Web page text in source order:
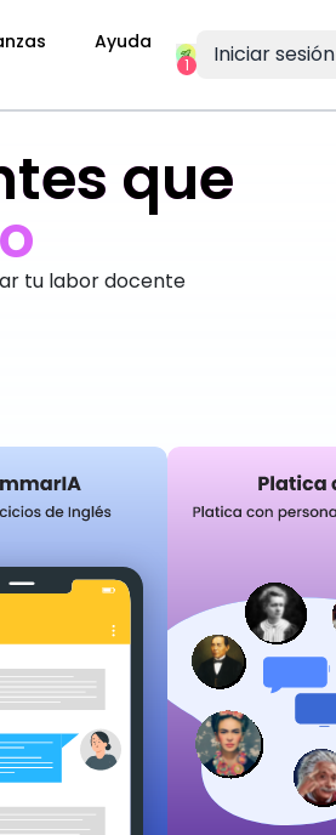
Ayuda
1 Iniciar sesión
que
tu labor docente